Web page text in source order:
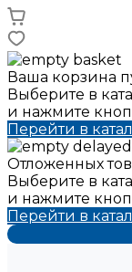
Ваша корзина
Выберите в
и нажмите
Перейти в
Отложенных
Выберите в
и нажмите
Перейти в